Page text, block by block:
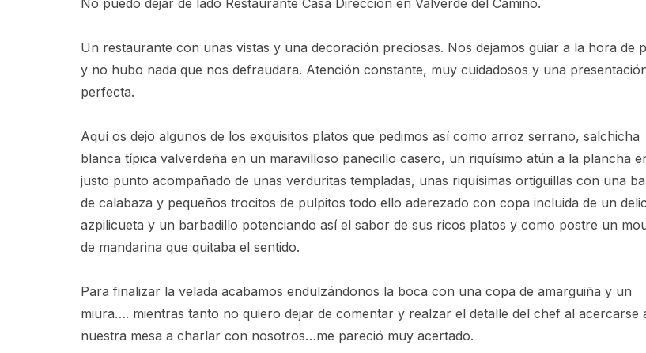
Un restaurante con unas vistas y una decoración preciosas. Nos dejamos guiar a la hora de
y no hubo nada que nos defraudara. Atención constante, muy cuidadosos y una
perfecta.
Aquí os dejo algunos de los exquisitos platos que pedimos así como arroz serrano, salchicha
blanca típica valverdeña en un maravilloso panecillo casero, un riquísimo atún a la plancha
justo punto acompañado de unas verduritas templadas, unas riquísimas ortiguillas con una
de calabaza y pequeños trocitos de pulpitos todo ello aderezado con copa incluida de un
azpilicueta y un barbadillo potenciando así el sabor de sus ricos platos y como postre un
de mandarina que quitaba el sentido.
Para finalizar la velada acabamos endulzándonos la boca con una copa de amarguiña y un
miura…. mientras tanto no quiero dejar de comentar y realzar el detalle del chef al acercarse
nuestra mesa a charlar con nosotros…me pareció muy acertado.